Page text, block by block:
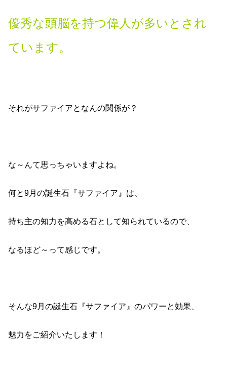
優秀な頭脳を持つ偉人が多いとされ
ています。
それがサファイアとなんの関係が？
な～んて思っちゃいますよね。
何と9月の誕生石『サファイア』は、
持ち主の知力を高める石として知られているので、
なるほど～って感じです。
そんな9月の誕生石『サファイア』のパワーと効果、
魅力をご紹介いたします！